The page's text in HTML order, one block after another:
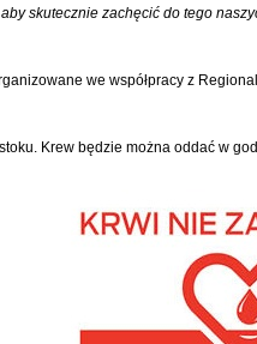
skutecznie zachęcić do tego
we współpracy z
Krew będzie można oddać w